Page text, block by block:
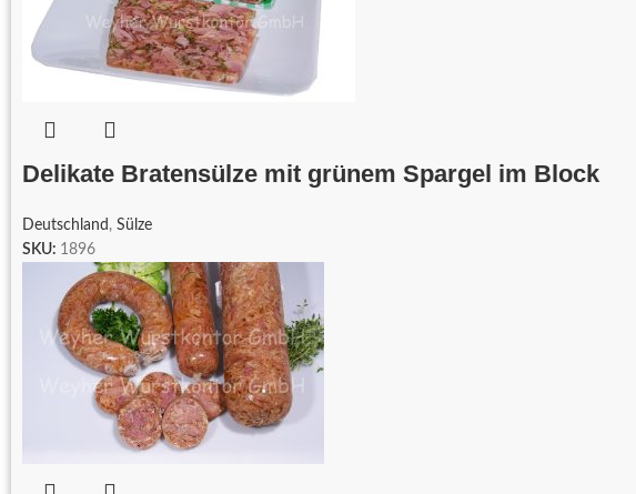
Delikate Bratensülze mit grünem Spargel im Block
Deutschland , Sülze
SKU: 1896